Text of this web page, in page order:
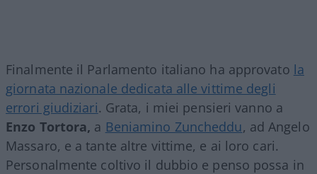
Finalmente il Parlamento italiano ha approvato la
giornata nazionale dedicata alle vittime degli
errori giudiziari. Grata, i miei pensieri vanno a
Enzo Tortora, a Beniamino Zuncheddu, ad Angelo
Massaro, e a tante altre vittime, e ai loro cari.
Personalmente coltivo il dubbio e penso possa in